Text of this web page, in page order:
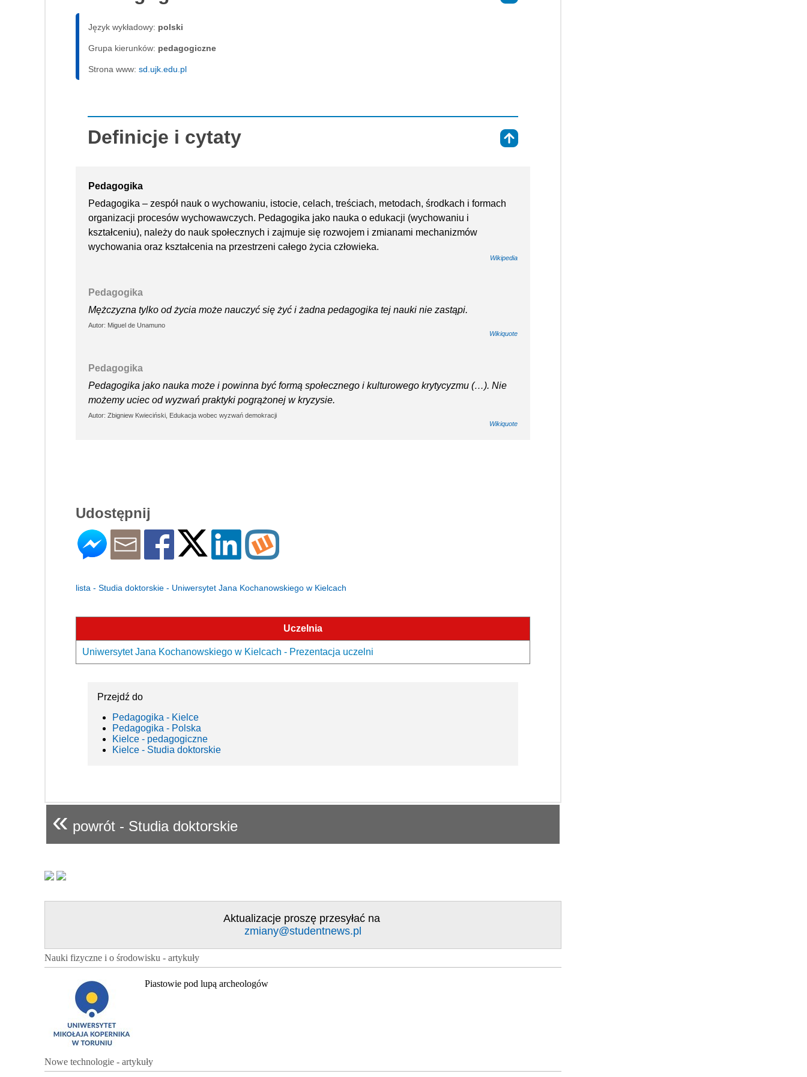
Język wykładowy: polski
Grupa kierunków: pedagogiczne
Strona www: sd.ujk.edu.pl
Definicje i cytaty
Pedagogika
Pedagogika – zespół nauk o wychowaniu, istocie, celach, treściach, metodach, środkach i formach
organizacji procesów wychowawczych. Pedagogika jako nauka o edukacji (wychowaniu i
kształceniu), należy do nauk społecznych i zajmuje się rozwojem i zmianami mechanizmów
wychowania oraz kształcenia na przestrzeni całego życia człowieka.
Wikipedia
Pedagogika
Mężczyzna tylko od życia może nauczyć się żyć i żadna pedagogika tej nauki nie zastąpi.
Autor: Miguel de Unamuno
Wikiquote
Pedagogika
Pedagogika jako nauka może i powinna być formą społecznego i kulturowego krytycyzmu (…). Nie
możemy uciec od wyzwań praktyki pogrążonej w kryzysie.
Autor: Zbigniew Kwieciński, Edukacja wobec wyzwań demokracji
Wikiquote
Udostępnij
lista - Studia doktorskie - Uniwersytet Jana Kochanowskiego w Kielcach
Uczelnia
Uniwersytet Jana Kochanowskiego w Kielcach - Prezentacja uczelni
Przejdź do
Pedagogika - Kielce
Pedagogika - Polska
Kielce - pedagogiczne
Kielce - Studia doktorskie
« powrót - Studia doktorskie
Aktualizacje proszę przesyłać na
zmiany@studentnews.pl
Nauki fizyczne i o środowisku - artykuły
Piastowie pod lupą archeologów
Nowe technologie - artykuły